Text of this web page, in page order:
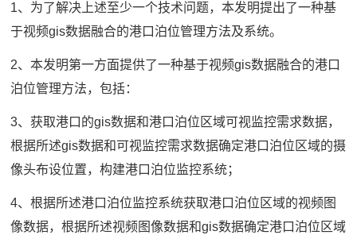
1、为了解决上述至少一个技术问题，本发明提出了一种基
于视频gis数据融合的港口泊位管理方法及系统。
2、本发明第一方面提供了一种基于视频gis数据融合的港口
泊位管理方法，包括：
3、获取港口的gis数据和港口泊位区域可视监控需求数据，
根据所述gis数据和可视监控需求数据确定港口泊位区域的摄
像头布设位置，构建港口泊位监控系统；
4、根据所述港口泊位监控系统获取港口泊位区域的视频图
像数据，根据所述视频图像数据和gis数据确定港口泊位区域